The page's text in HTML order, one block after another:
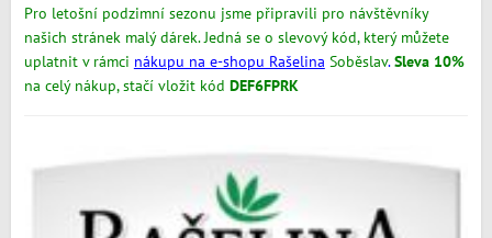
Pro letošní podzimní sezonu jsme připravili pro návštěvníky
našich stránek malý dárek. Jedná se o slevový kód, který můžete
uplatnit v rámci nákupu na e-shopu Rašelina Soběslav. Sleva 10%
na celý nákup, stačí vložit kód DEF6FPRK